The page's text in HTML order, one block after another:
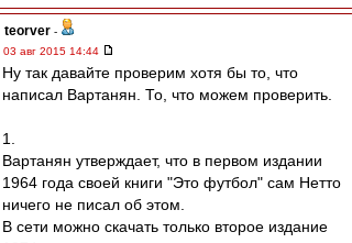
teorver -
03 авг 2015 14:44
Ну так давайте проверим хотя бы то, что
написал Вартанян. То, что можем проверить.
1.
Вартанян утверждает, что в первом издании
1964 года своей книги "Это футбол" сам Нетто
ничего не писал об этом.
В сети можно скачать только второе издание